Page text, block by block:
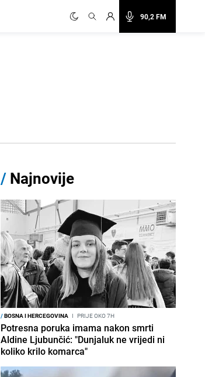
90,2 FM
/ Najnovije
/BOSNA I HERCEGOVINA I PRIJE OKO 7H
Potresna poruka imama nakon smrti
Aldine Ljubunčić: "Dunjaluk ne vrijedi ni
koliko krilo komarca"